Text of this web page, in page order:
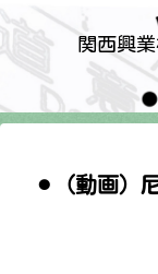
関西興
⚫︎（動画）